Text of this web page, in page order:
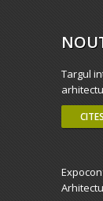
Targul